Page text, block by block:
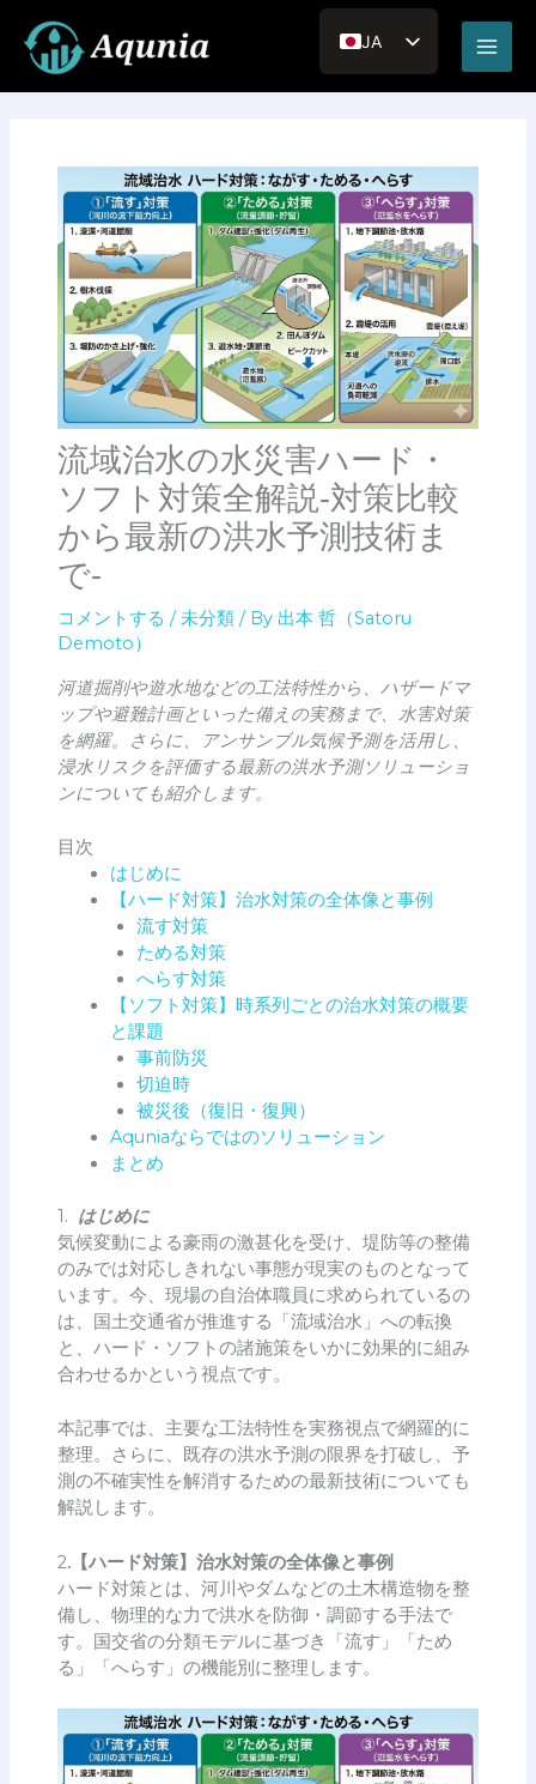
ス
JA
EN_US
Main
流域治水の水災害ハード・
ソフト対策全解説‐対策比較
から最新の洪水予測技術ま
で‐
コメントする /未分類/ By 出本 哲（Satoru
Demoto）
河道掘削や遊水地などの工法特性から、ハザードマ
ップや避難計画といった備えの実務まで、水害対策
を網羅。さらに、アンサンブル気候予測を活用し、
浸水リスクを評価する最新の洪水予測ソリューショ
ンについても紹介します。
目次
はじめに
【ハード対策】治水対策の全体像と事例
流す対策
ためる対策
へらす対策
【ソフト対策】時系列ごとの治水対策の概要
と課題
事前防災
切迫時
被災後（復旧・復興）
Aquniaならではのソリューション
まとめ
1. はじめに
気候変動による豪雨の激甚化を受け、堤防等の整備
のみでは対応しきれない事態が現実のものとなって
います。今、現場の自治体職員に求められているの
は、国土交通省が推進する「流域治水」への転換
と、ハード・ソフトの諸施策をいかに効果的に組み
合わせるかという視点です。
本記事では、主要な工法特性を実務視点で網羅的に
整理。さらに、既存の洪水予測の限界を打破し、予
測の不確実性を解消するための最新技術についても
解説します。
2.【ハード対策】治水対策の全体像と事例
ハード対策とは、河川やダムなどの土木構造物を整
備し、物理的な力で洪水を防御・調節する手法で
す。国交省の分類モデルに基づき「流す」「ため
る」「へらす」の機能別に整理します。